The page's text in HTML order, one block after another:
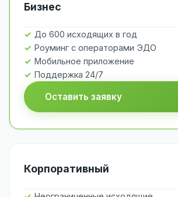
Бизнес
До 600 исходящих в год
Роуминг с операторами ЭДО
Мобильное приложение
Поддержка 24/7
Оставить заявку
Корпоративный